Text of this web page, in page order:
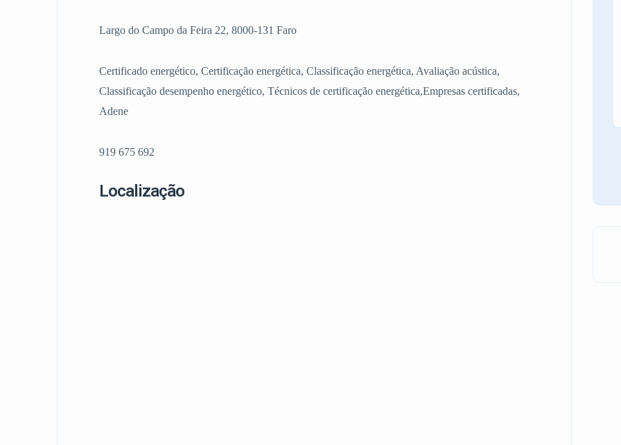
Largo do Campo da Feira 22, 8000-131 Faro
Certificado energético, Certificação energética, Classificação energética, Avaliação acústica,
Classificação desempenho energético, Técnicos de certificação energética,Empresas certificadas,
Adene
919 675 692
Localização